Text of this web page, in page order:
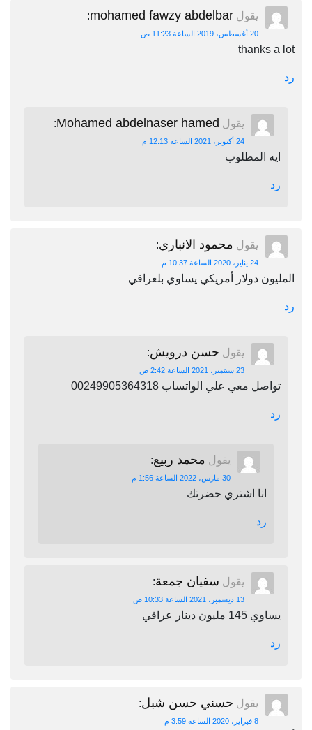
يقول mohamed fawzy abdelbar
:
20 أغسطس، 2019 الساعة 11:23 ص
thanks a lot
رد
يقول Mohamed abdelnaser hamed
:
24 أكتوبر، 2021 الساعة 12:13 م
ايه المطلوب
رد
يقول محمود الانباري:
24 يناير، 2020 الساعة 10:37 م
المليون دولار أمريكي يساوي بلعراقي
رد
يقول حسن درويش:
23 سبتمبر، 2021 الساعة 2:42 ص
تواصل معي علي الواتساب 00249905364318
رد
يقول محمد ربيع:
30 مارس، 2022 الساعة 1:56 م
انا اشتري حضرتك
رد
يقول سفيان جمعة:
13 ديسمبر، 2021 الساعة 10:33 ص
يساوي 145 مليون دينار عراقي
رد
يقول حسني حسن شبل:
8 فبراير، 2020 الساعة 3:59 م